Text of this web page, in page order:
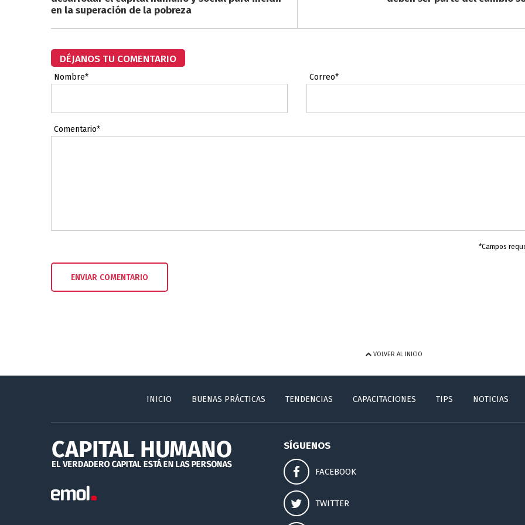
en la superación de la pobreza
DÉJANOS TU COMENTARIO
Nombre* Correo*
Comentario*
*Campos
VOLVER AL INICIO
INICIO BUENAS PRÁCTICAS TENDENCIAS CAPACITACIONES TIPS NOTICIAS
SÍGUENOS
FACEBOOK
TWITTER